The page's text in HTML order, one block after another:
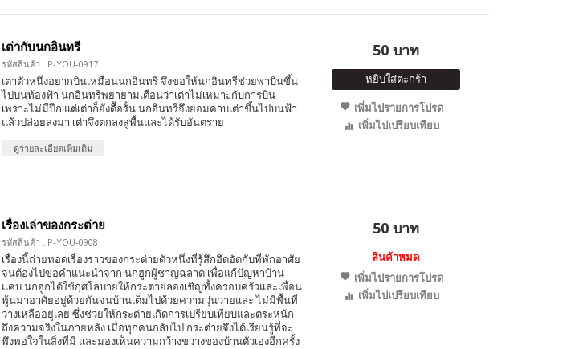
เต่ากับนกอินทรี
รหัสสินค้า : P-YOU-0917
เต่าตัวหนึ่งอยากบินเหมือนนกอินทรี จึงขอให้นกอินทรีช่วยพาบินขึ้น
ไปบนท้องฟ้า นกอินทรีพยายามเตือนว่าเต่าไม่เหมาะกับการบิน
เพราะไม่มีปีก แต่เต่าก็ยังดื้อรั้น นกอินทรีจึงยอมคาบเต่าขึ้นไปบนฟ้า
แล้วปล่อยลงมา เต่าจึงตกลงสู่พื้นและได้รับอันตราย
ดูรายละเอียดเพิ่มเติม
50 บาท
หยิบใส่ตะกร้า
เพิ่มไปรายการโปรด
เพิ่มไปเปรียบเทียบ
เรื่องเล่าของกระต่าย
รหัสสินค้า : P-YOU-0908
เรื่องนี้ถ่ายทอดเรื่องราวของกระต่ายตัวหนึ่งที่รู้สึกอึดอัดกับที่พักอาศัย
จนต้องไปขอคำแนะนำจาก นกฮูกผู้ชาญฉลาด เพื่อแก้ปัญหาบ้าน
แคบ นกฮูกได้ใช้กุศโลบายให้กระต่ายลองเชิญทั้งครอบครัวและเพื่อน
พู้นมาอาศัยอยู่ด้วยกันจนบ้านเต็มไปด้วยความวุ่นวายและ ไม่มีพื้นที่
ว่างเหลืออยู่เลย ซึ่งช่วยให้กระต่ายเกิดการเปรียบเทียบและตระหนัก
ถึงความจริงในภายหลัง เมื่อทุกคนกลับไป กระต่ายจึงได้เรียนรู้ที่จะ
พึงพอใจในสิ่งที่มี และมองเห็นความกว้างขวางของบ้านตัวเองอีกครั้ง
50 บาท
สินค้าหมด
เพิ่มไปรายการโปรด
เพิ่มไปเปรียบเทียบ